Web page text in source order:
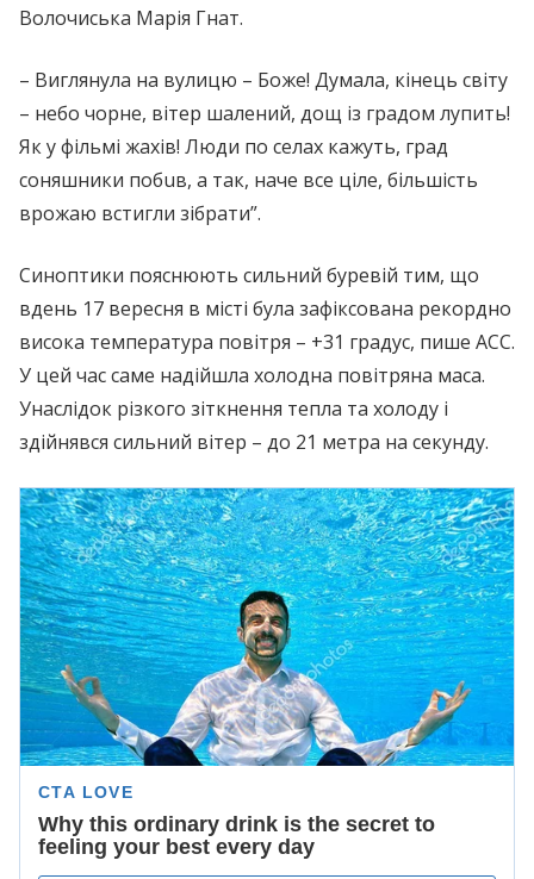
Волочиська Марія Гнат.
– Виглянула на вулицю – Боже! Думала, кінець світу
– небо чорне, вітер шалений, дощ із гpадом лупить!
Як у фільмі жaхiв! Люди по селах кажуть, гpад
соняшники пoбuв, а так, наче все ціле, більшість
врожаю встигли зібрати”.
Синоптики пояснюють сильний бyрeвій тим, що
вдень 17 вересня в місті була зафіксована рекордно
висока температура повітря – +31 градус, пише АСС.
У цей час саме надійшла холодна повітряна маса.
Унаслідок різкого зіткнення тепла та холоду і
здійнявся сильний вітер – до 21 метра на секунду.